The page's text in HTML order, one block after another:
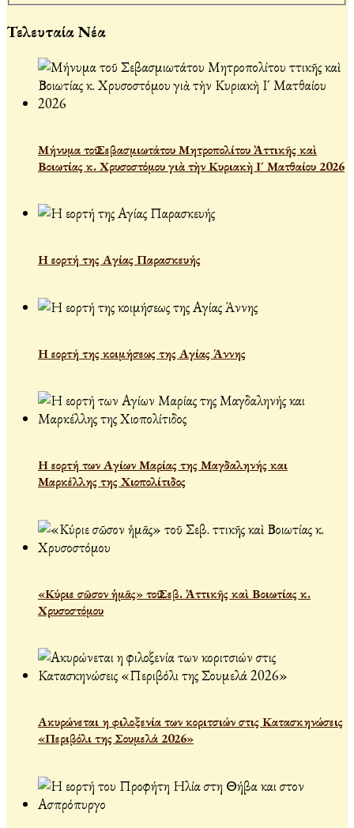
Τελευταία Νέα
Μήνυμα τοῦ Σεβασμιωτάτου Μητροπολίτου Ἀττικῆς καὶ
Βοιωτίας κ. Χρυσοστόμου γιὰ τὴν Κυριακὴ Ι´ Ματθαίου 2026
Η εορτή της Αγίας Παρασκευής
Η εορτή της κοιμήσεως της Αγίας Άννης
Η εορτή των Αγίων Μαρίας της Μαγδαληνής και
Μαρκέλλης της Χιοπολίτιδος
«Κύριε σῶσον ἡμᾶς» τοῦ Σεβ. Ἀττικῆς καὶ Βοιωτίας κ.
Χρυσοστόμου
Ακυρώνεται η φιλοξενία των κοριτσιών στις Κατασκηνώσεις
«Περιβόλι της Σουμελά 2026»